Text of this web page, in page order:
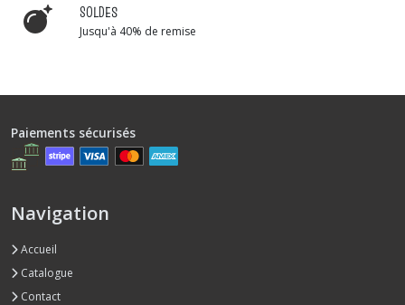
SOLDES
Jusqu'à 40% de remise
Paiements sécurisés
Navigation
Accueil
Catalogue
Contact